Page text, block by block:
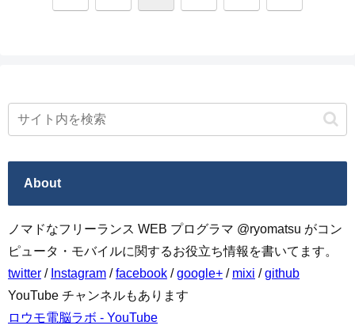
About
ノマドなフリーランス WEB プログラマ @ryomatsu がコン
ピュータ・モバイルに関するお役立ち情報を書いてます。
twitter / Instagram /facebook /google+ / mixi /github
YouTube チャンネルもあります
ロウモ電脳ラボ - YouTube